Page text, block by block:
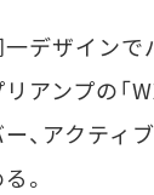
デザインで
アンプの「
ー、アクテ
。